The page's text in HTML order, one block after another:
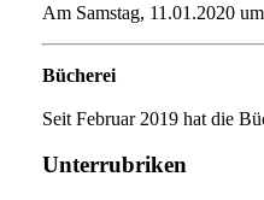
Am Samstag, 11.01.2020
Bücherei
Seit Februar 2019 hat die
Unterrubriken